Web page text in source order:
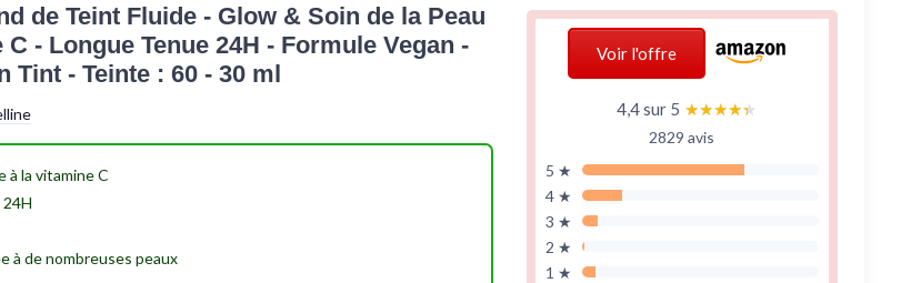
Voir l'offre
4,4 sur 5 ★★★★★
★★★★★
2829 avis
5 ★
4 ★
3 ★
2 ★
1 ★
de Teint Fluide - Glow & Soin de la Peau
- Longue Tenue 24H - Formule Vegan -
Tint - Teinte : 60 - 30 ml
à la vitamine C
à de nombreuses peaux